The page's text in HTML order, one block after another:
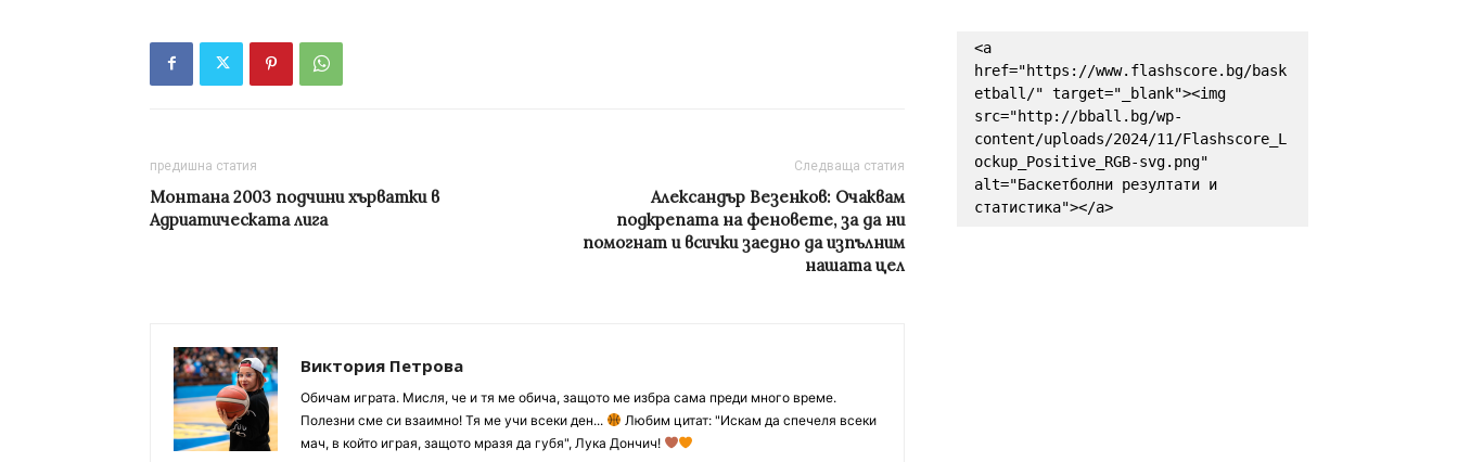
предишна статия
Монтана 2003 подчини хърватки в
Адриатическата лига
Следваща статия
Александър Везенков: Очаквам
подкрепата на феновете, за да ни
помогнат и всички заедно да изпълним
нашата цел
Виктория Петрова
Обичам играта. Мисля, че и тя ме обича, защото ме избра сама преди много време.
Полезни сме си взаимно! Тя ме учи всеки ден...
Любим цитат: "Искам да спечеля всеки
мач, в който играя, защото мразя да губя", Лука Дончич!
<a
href="https://www.flashscore.bg/bask
etball/" target="_blank"><img
src="http://bball.bg/wp-
content/uploads/2024/11/Flashscore_L
ockup_Positive_RGB-svg.png"
alt="Баскетболни резултати и
статистика"></a>